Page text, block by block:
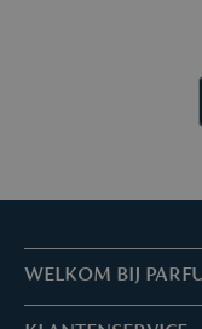
WELKOM BIJ
Winkels & Services